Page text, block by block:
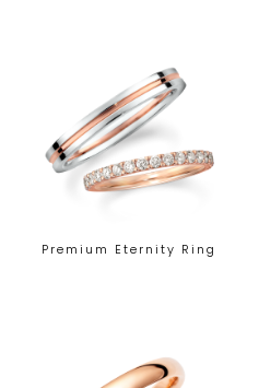
Premium Eternity Ring